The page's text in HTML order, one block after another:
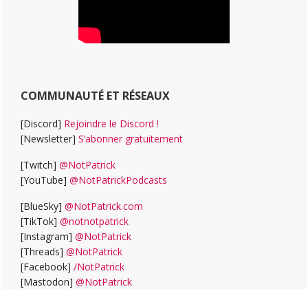
COMMUNAUTÉ ET RÉSEAUX
[Discord] Rejoindre le Discord !
[Newsletter] S’abonner gratuitement
[Twitch] @NotPatrick
[YouTube] @NotPatrickPodcasts
[BlueSky] @NotPatrick.com
[TikTok] @notnotpatrick
[Instagram] @NotPatrick
[Threads] @NotPatrick
[Facebook] /NotPatrick
[Mastodon] @NotPatrick